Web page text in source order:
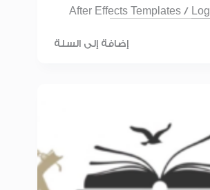
After Effects Templates /
إضافة إلى السلة